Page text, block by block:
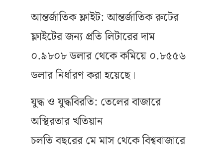
আন্তর্জাতিক ফ্লাইট: আন্তর্জাতিক রুটের
ফ্লাইটের জন্য প্রতি লিটারের দাম
০.৯৮০৮ ডলার থেকে কমিয়ে ০.৮৫৫৬
ডলার নির্ধারণ করা হয়েছে।
যুদ্ধ ও যুদ্ধবিরতি: তেলের বাজারে
অস্থিরতার খতিয়ান
চলতি বছরের মে মাস থেকে বিশ্ববাজারে